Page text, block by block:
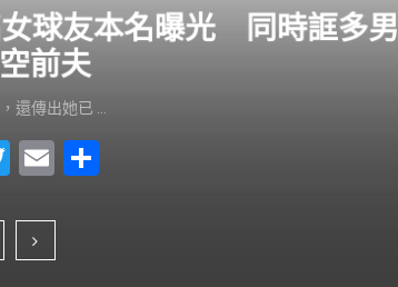
球友本名曝光 同時誆多男
前夫
還傳出她已 …
T
tt
er
E